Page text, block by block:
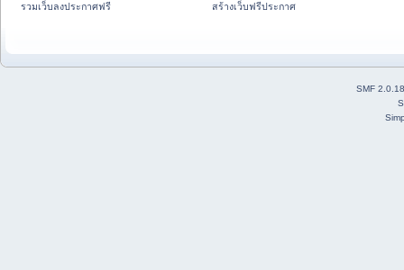
รวมเว็บลงประกาศฟรี
สร้างเว็บฟรีประกาศ
SMF 2.0.18